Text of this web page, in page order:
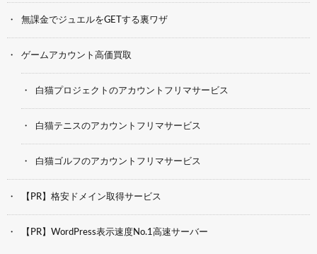
無課金でジュエルをGETする裏ワザ
ゲームアカウント高価買取
白猫プロジェクトのアカウントフリマサービス
白猫テニスのアカウントフリマサービス
白猫ゴルフのアカウントフリマサービス
【PR】格安ドメイン取得サービス
【PR】WordPress表示速度No.1高速サーバー